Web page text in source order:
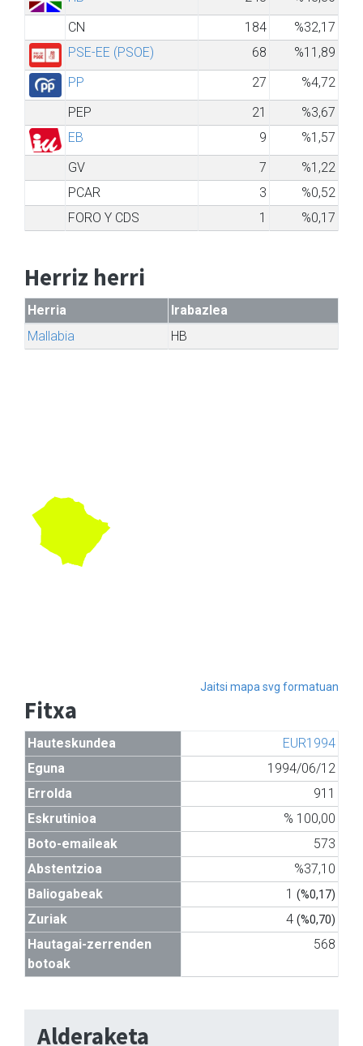
CN
184
%32,17
PSE-EE (PSOE)
68
%11,89
PP
27
%4,72
PEP
21
%3,67
EB
9
%1,57
GV
7
%1,22
PCAR
3
%0,52
FORO Y CDS
1 %0,17
Herriz herri
Herria
Irabazlea
Mallabia
HB
Jaitsi mapa svg formatuan
Fitxa
Hauteskundea
EUR1994
Eguna
1994/06/12
Errolda
911
Eskrutinioa
% 100,00
Boto-emaileak
573
Abstentzioa
%37,10
Baliogabeak
1 (%0,17)
Zuriak 4 (%0,70)
Hautagai-zerrenden
botoak
568
Alderaketa